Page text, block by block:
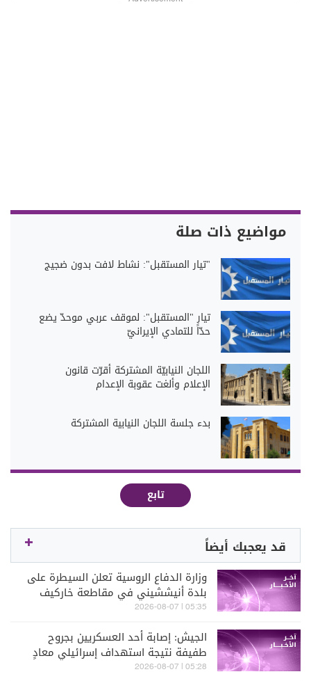
مواضيع ذات صلة
"تيار المستقبل": نشاط لافت بدون ضجيج
تيار "المستقبل": لموقف عربي موحدّ يضع
حدّاً للتمادي الإيرانيّ
اللجان النيابيّة المشتركة أقرّت قانون
الإعلام وألغت عقوبة الإعدام
بدء جلسة اللجان النيابية المشتركة
تابع
قد يعجبك أيضاً
وزارة الدفاع الروسية تعلن السيطرة على
بلدة أنيششيني في مقاطعة خاركيف
الأوكرانية
05:35 | 2026-08-07
الجيش: إصابة أحد العسكريين بجروح
طفيفة نتيجة استهداف إسرائيلي معادٍ
لجرافة للجيش في بلدة المنصوري أثناء
05:28 | 2026-08-07